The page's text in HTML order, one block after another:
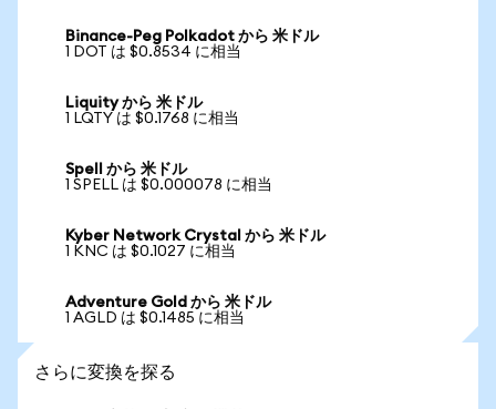
Binance-Peg Polkadot から 米ドル
1 DOT は $0.8534 に相当
Liquity から 米ドル
1 LQTY は $0.1768 に相当
Spell から 米ドル
1 SPELL は $0.000078 に相当
Kyber Network Crystal から 米ドル
1 KNC は $0.1027 に相当
Adventure Gold から 米ドル
1 AGLD は $0.1485 に相当
さらに変換を探る